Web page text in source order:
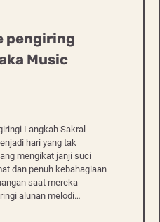
pengiring
Music
Langkah Sakral
hari yang tak
mengikat janji suci
dan penuh kebahagiaan
saat mereka
alunan melodi…